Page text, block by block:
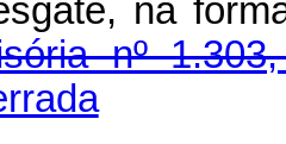
na
nº